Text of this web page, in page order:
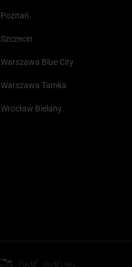
Poznań
Szczecin
Warszawa Blue City
Warszawa Tamka
Wrocław Bielany